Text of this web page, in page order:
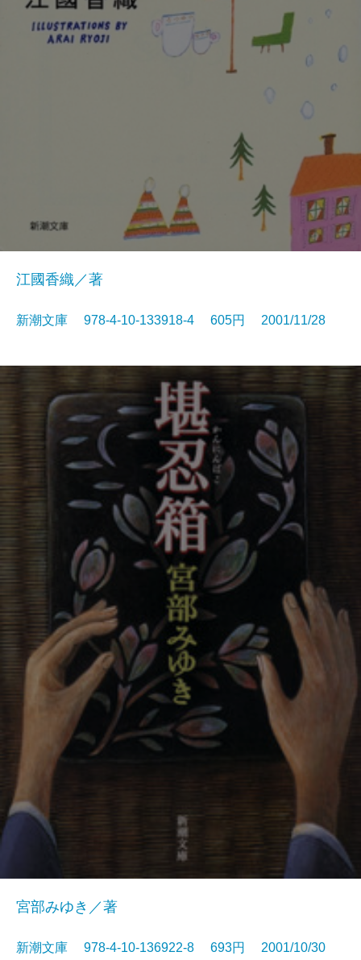
江國香織／著
新潮文庫 978-4-10-133918-4 605円 2001/11/28
宮部みゆき／著
新潮文庫 978-4-10-136922-8 693円 2001/10/30